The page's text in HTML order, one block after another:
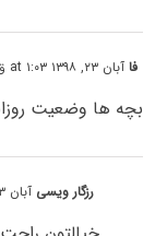
فاآبان ۲۳, ۱۳۹۸ at ۱:۰۳ ق٫ظ
بچه ها وضعیت
رزگار ویسی آبان ۲۳, ۱۳۹۸ at ۸:۵۲ ق٫ظ